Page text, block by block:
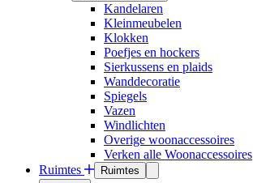
Kandelaren
Kleinmeubelen
Klokken
Poefjes en hockers
Sierkussens en plaids
Wanddecoratie
Spiegels
Vazen
Windlichten
Overige woonaccessoires
Verken alle Woonaccessoires
Ruimtes
Ruimtes